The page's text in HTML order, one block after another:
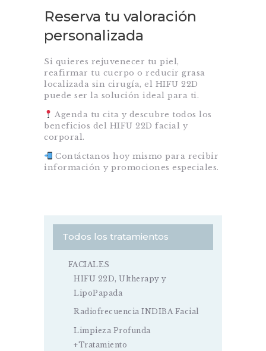
Reserva tu valoración
personalizada
Si quieres rejuvenecer tu piel,
reafirmar tu cuerpo o reducir grasa
localizada sin cirugía, el HIFU 22D
puede ser la solución ideal para ti.
Agenda tu cita y descubre todos los
beneficios del HIFU 22D facial y
corporal.
Contáctanos hoy mismo para recibir
información y promociones especiales.
Todos los tratamientos
FACIALES
HIFU 22D, Ultherapy y
LipoPapada
Radiofrecuencia INDIBA Facial
Limpieza Profunda
+Tratamiento